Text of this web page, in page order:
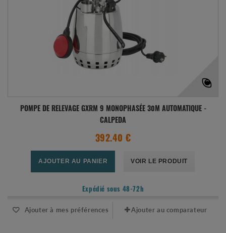
POMPE DE RELEVAGE GXRM 9 MONOPHASÉE 30M AUTOMATIQUE -
CALPEDA
392.40 €
AJOUTER AU PANIER VOIR LE PRODUIT
Expédié sous 48-72h
Ajouter à mes préférences Ajouter au comparateur